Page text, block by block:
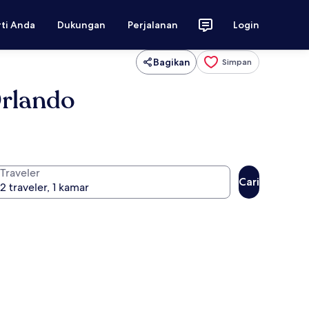
Anda Dukungan Perjalanan Login
Bagikan Simpan
Traveler
Cari